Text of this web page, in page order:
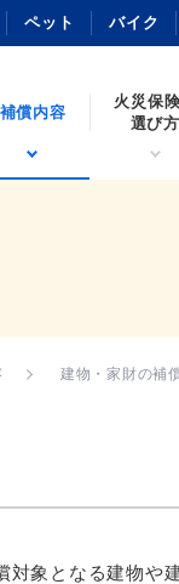
ペット バイク
補償内容
火災保
選び方
建物・家財の補
対象となる建物や